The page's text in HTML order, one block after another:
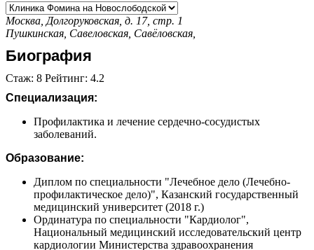
Москва, Долгоруковская, д. 17, стр. 1
Пушкинская, Савеловская, Савёловская,
Биография
Стаж: 8 Рейтинг: 4.2
Специализация:
Профилактика и лечение сердечно-сосудистых
заболеваний.
Образование:
Диплом по специальности "Лечебное дело (Лечебно-
профилактическое дело)", Казанский государственный
медицинский университет (2018 г.)
Ординатура по специальности "Кардиолог",
Национальный медицинский исследовательский центр
кардиологии Министерства здравоохранения